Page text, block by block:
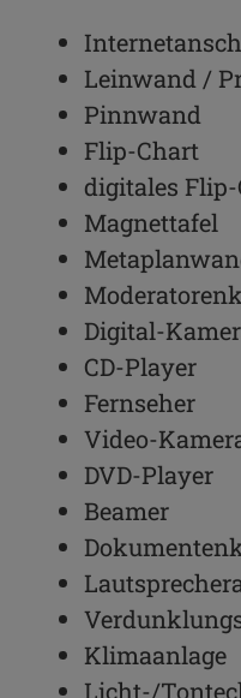
Leinwand /
Pinnwand
Flip-Chart
digitales
Magnettafel
Digital-
CD-Player
Fernseher
Video-
DVD-Player
Beamer
Klimaanlage
Licht-/